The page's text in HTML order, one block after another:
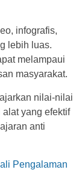
infografis,
lebih luas.
melampaui
masyarakat.
nilai-nilai
yang efektif
anti
Pengalaman